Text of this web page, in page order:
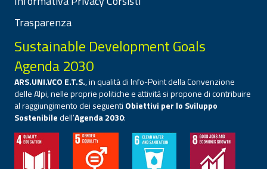
Trasparenza
Sustainable Development Goals
Agenda 2030
ARS.UNI.VCO E.T.S., in qualità di Info-Point della Convenzione
delle Alpi, nelle proprie politiche e attività si propone di contribuire
al raggiungimento dei seguenti Obiettivi per lo Sviluppo
Sostenibiledell’Agenda 2030: